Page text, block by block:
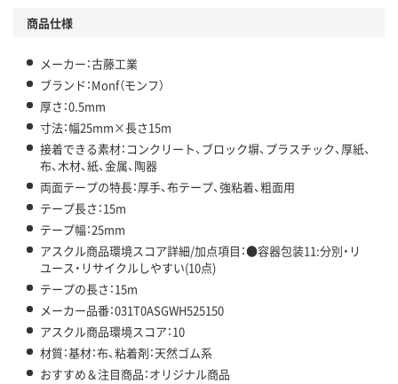
商品仕様
メーカー：古藤工業
ブランド：Monf（モンフ）
厚さ：0.5mm
寸法：幅25mm×長さ15m
接着できる素材：コンクリート、ブロック塀、プラスチック、厚紙、
布、木材、紙、金属、陶器
両面テープの特長：厚手、布テープ、強粘着、粗面用
テープ長さ：15m
テープ幅：25mm
アスクル商品環境スコア詳細/加点項目：●容器包装11:分別・リ
ユース・リサイクルしやすい(10点)
テープの長さ：15m
メーカー品番：031T0ASGWH525150
アスクル商品環境スコア：10
材質：基材：布、粘着剤：天然ゴム系
おすすめ＆注目商品：オリジナル商品